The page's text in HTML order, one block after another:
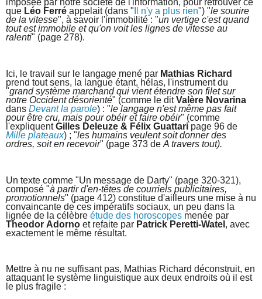
imposée par notre société de l'information, pour retrouver ce
que Léo Ferré appelait (dans " Il n'y a plus rien") "le sourire
de la vitesse", à savoir l'immobilité : "un vertige c'est quand
tout est immobile et qu'on voit les lignes de vitesse au
ralenti" (page 278).
Ici, le travail sur le langage mené par Mathias Richard
prend tout sens, la langue étant, hélas, l'instrument du
"grand système marchand qui vient étendre son filet sur
notre Occident désorienté" (comme le ditValère Novarina
dans Devant la parole) : "le langage n'est même pas fait
pour être cru, mais pour obéir et faire obéir" (comme
l'expliquentGilles Deleuze & Félix Guattari page 96 de
Mille plateaux) ; "les humains veulent soit donner des
ordres, soit en recevoir" (page 373 de A travers tout).
Un texte comme "Un message de Darty" (page 320-321),
composé "à partir d'en-têtes de courriels publicitaires,
promotionnels" (page 412) constitue d'ailleurs une mise à nu
convaincante de ces impératifs sociaux, un peu dans la
lignée de la célèbre étude des horoscopes menée par
Theodor Adorno et refaite par Patrick Peretti-Watel , avec
exactement le même résultat.
Mettre à nu ne suffisant pas, Mathias Richard déconstruit, en
attaquant le système linguistique aux deux endroits où il est
le plus fragile :